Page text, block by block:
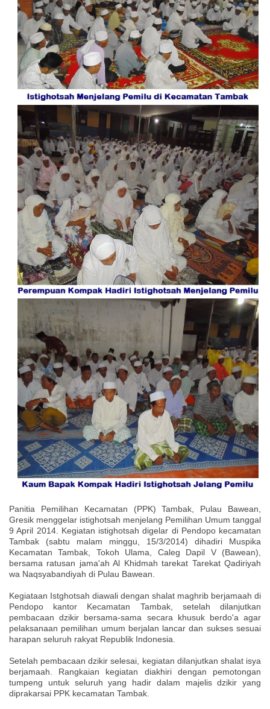
Panitia Pemilihan Kecamatan (PPK) Tambak, Pulau Bawean,
Gresik menggelar istighotsah menjelang Pemilihan Umum tanggal
9 April 2014. Kegiatan istighotsah digelar di Pendopo kecamatan
Tambak (sabtu malam minggu, 15/3/2014) dihadiri Muspika
Kecamatan Tambak, Tokoh Ulama, Caleg Dapil V (Bawean),
bersama ratusan jama'ah Al Khidmah tarekat Tarekat Qadiriyah
wa Naqsyabandiyah di Pulau Bawean.
Kegiataan Istghotsah diawali dengan shalat maghrib berjamaah di
Pendopo kantor Kecamatan Tambak, setelah dilanjutkan
pembacaan dzikir bersama-sama secara khusuk berdo'a agar
pelaksanaan pemilihan umum berjalan lancar dan sukses sesuai
harapan seluruh rakyat Republik Indonesia.
Setelah pembacaan dzikir selesai, kegiatan dilanjutkan shalat isya
berjamaah. Rangkaian kegiatan diakhiri dengan pemotongan
tumpeng untuk seluruh yang hadir dalam majelis dzikir yang
diprakarsai PPK kecamatan Tambak.